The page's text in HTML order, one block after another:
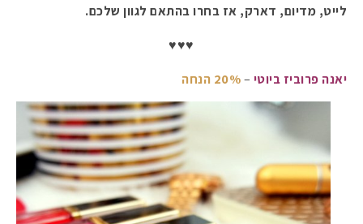
לייט, מדיום, דארק, אז בחרו בהתאם לגוון שלכם.
♥♥♥
יאנה פרוביז ביוטי –20% הנחה